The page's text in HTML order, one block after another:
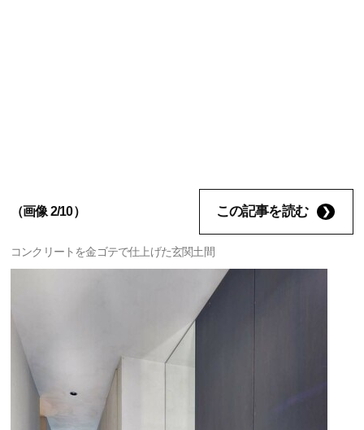
（画像 2/10） この記事を読む
コンクリートを金ゴテで仕上げた玄関土間